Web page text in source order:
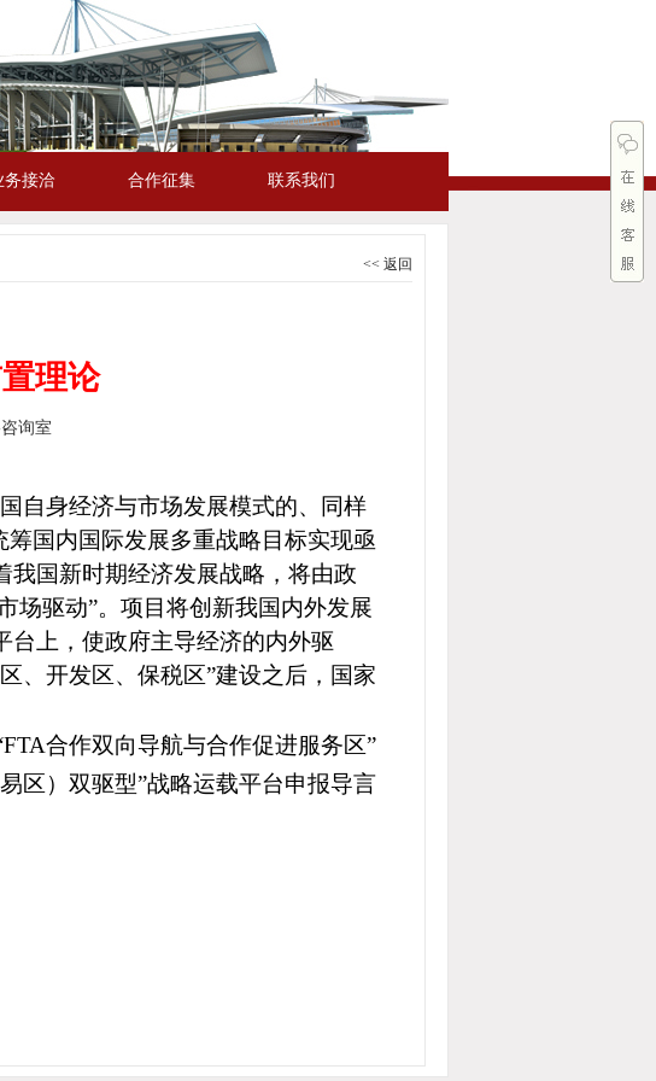
务接洽 合作征集 联系我们
<< 返回
理论
询室
自身经济与市场发展模式的、同样
国内国际发展多重战略目标实现亟
我国新时期经济发展战略，将由政
场驱动”。项目将创新我国内外发展
台上，使政府主导经济的内外驱
、开发区、保税区”建设之后，国家
合作双向导航与合作促进服务区”
区）双驱型”战略运载平台申报导言